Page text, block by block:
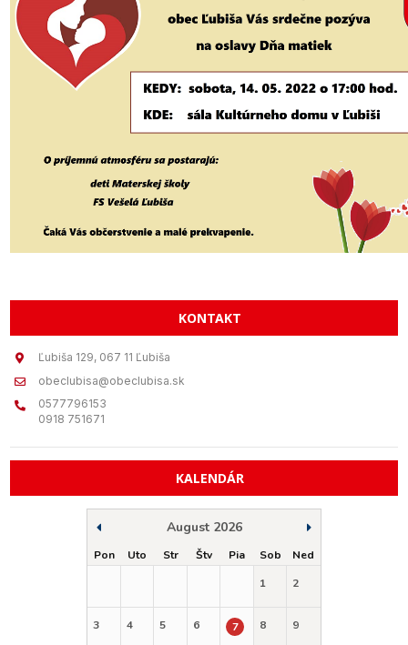
KONTAKT
Ľubiša 129, 067 11 Ľubiša
obeclubisa@obeclubisa.sk
0577796153
0918 751671
KALENDÁR
August 2026
Pon Uto Str Štv Pia Sob
Ned
1
2
3 4 5 6 7 8 9